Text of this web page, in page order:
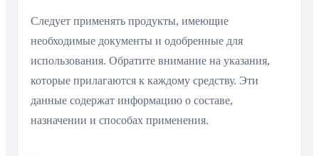
Следует применять продукты, имеющие
необходимые документы и одобренные для
использования. Обратите внимание на указания,
которые прилагаются к каждому средству. Эти
данные содержат информацию о составе,
назначении и способах применения.